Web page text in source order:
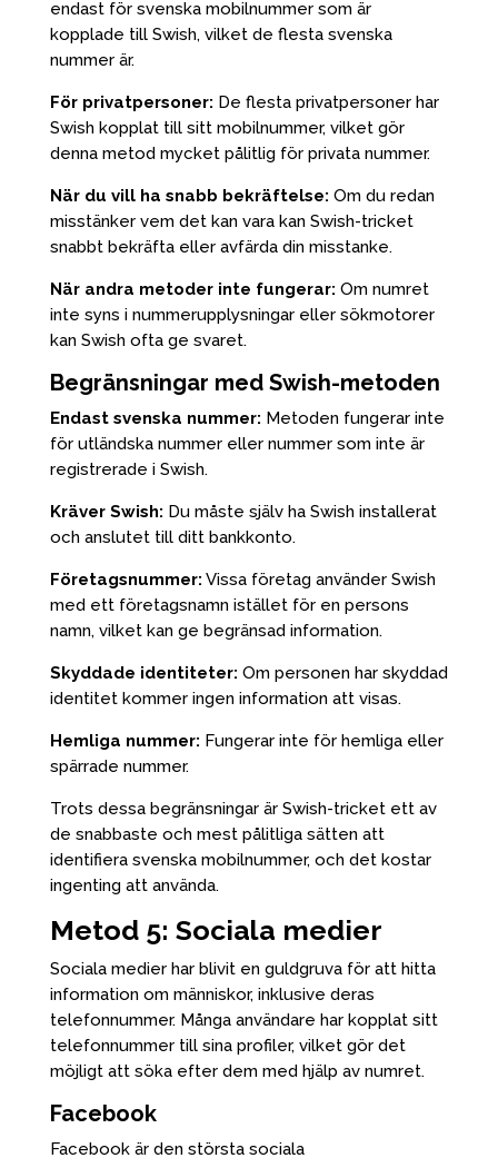
endast för svenska mobilnummer som är
kopplade till Swish, vilket de flesta svenska
nummer är.
För privatpersoner: De flesta privatpersoner har
Swish kopplat till sitt mobilnummer, vilket gör
denna metod mycket pålitlig för privata nummer.
När du vill ha snabb bekräftelse: Om du redan
misstänker vem det kan vara kan Swish-tricket
snabbt bekräfta eller avfärda din misstanke.
När andra metoder inte fungerar: Om numret
inte syns i nummerupplysningar eller sökmotorer
kan Swish ofta ge svaret.
Begränsningar med Swish-metoden
Endast svenska nummer: Metoden fungerar inte
för utländska nummer eller nummer som inte är
registrerade i Swish.
Kräver Swish: Du måste själv ha Swish installerat
och anslutet till ditt bankkonto.
Företagsnummer: Vissa företag använder Swish
med ett företagsnamn istället för en persons
namn, vilket kan ge begränsad information.
Skyddade identiteter: Om personen har skyddad
identitet kommer ingen information att visas.
Hemliga nummer: Fungerar inte för hemliga eller
spärrade nummer.
Trots dessa begränsningar är Swish-tricket ett av
de snabbaste och mest pålitliga sätten att
identifiera svenska mobilnummer, och det kostar
ingenting att använda.
Metod 5: Sociala medier
Sociala medier har blivit en guldgruva för att hitta
information om människor, inklusive deras
telefonnummer. Många användare har kopplat sitt
telefonnummer till sina profiler, vilket gör det
möjligt att söka efter dem med hjälp av numret.
Facebook
Facebook är den största sociala